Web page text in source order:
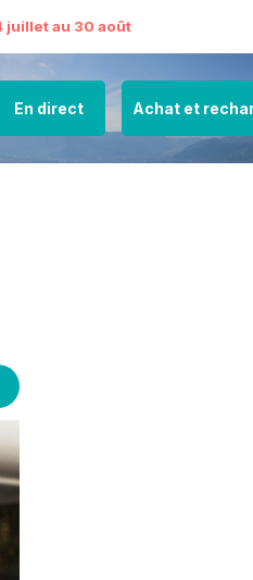
juillet au 30 août
En direct Achat et